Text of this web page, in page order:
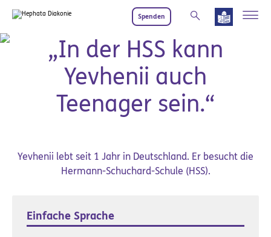
Spenden
Frieden schaffen
„In der HSS kann
Yevhenii auch
Teenager sein.“
Yevhenii lebt seit 1 Jahr in Deutschland. Er besucht die
Hermann-Schuchard-Schule (HSS).
Einfache Sprache